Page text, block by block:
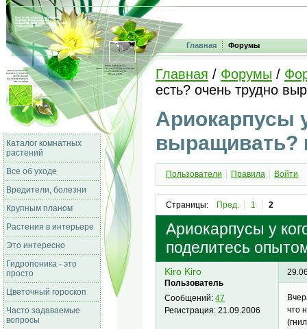
Главная Форумы
Каталог комнатных
растений
Все об уходе
Вредители, болезни
Крупным планом
Растения в интерьере
Это интересно
Гидропоника - это
просто
Цветочный гороскоп
Часто задаваемые
вопросы
Главная / Форумы /
есть? очень трудно
Ариокарпусы
выращивать?
Пользователи Правила Войти
Страницы: Пред. 1 2
Ариокарпусы у
поделитесь
Kiro Kiro
Пользователь
Сообщений:47
Регистрация:21.09.2006
что